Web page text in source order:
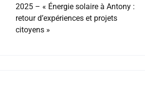
2025 – « Énergie solaire à Antony :
retour d’expériences et projets
citoyens »